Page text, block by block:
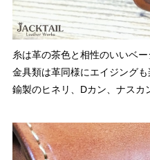
糸は革の茶色と相性のいいベー
金具類は革同様にエイジング
鍮製のヒネリ、Dカン、ナスカ